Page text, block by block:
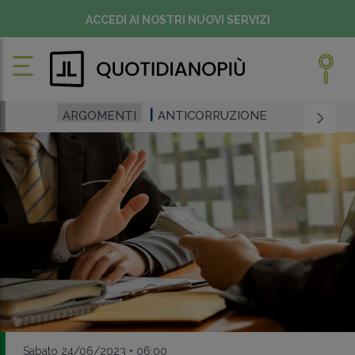
ACCEDI AI NOSTRI NUOVI SERVIZI
ARGOMENTI ANTICORRUZIONE
Sabato 24/06/2023 • 06:00